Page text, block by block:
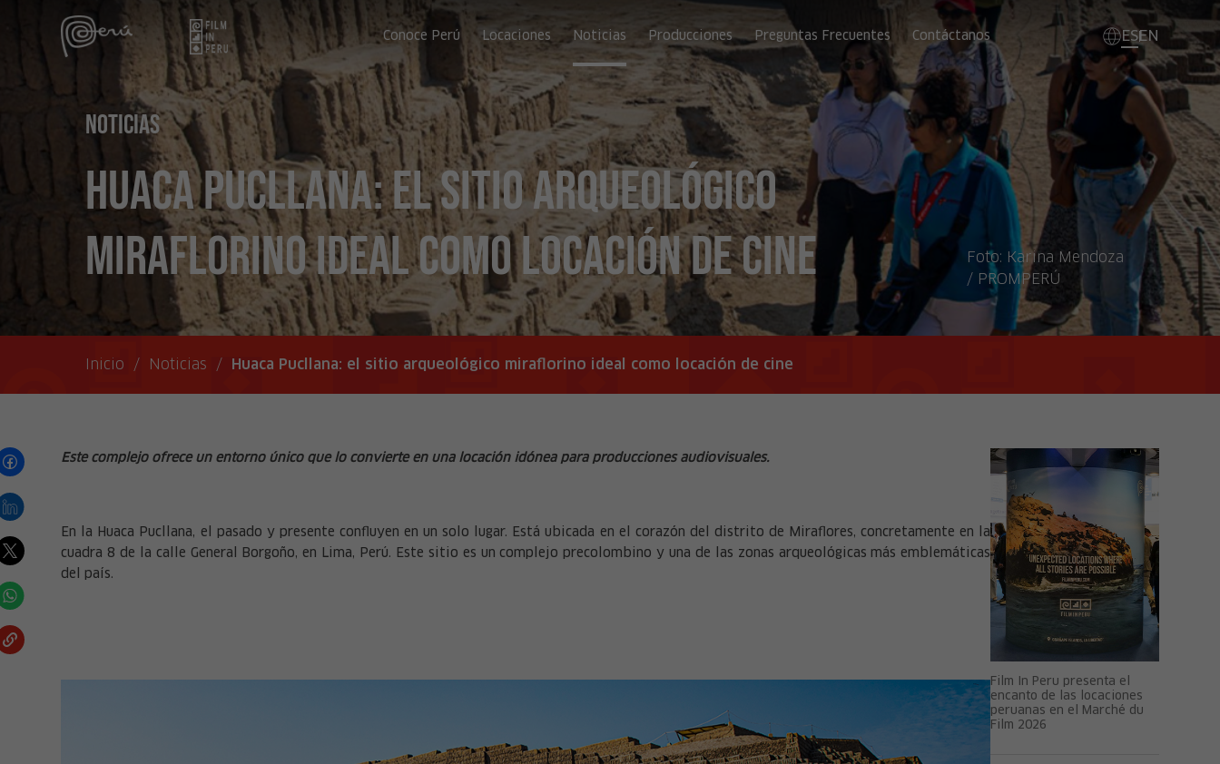
Conoce Perú Locaciones Noticias Producciones Preguntas Frecuentes Contáctanos ESEN
Noticias
Huaca Pucllana: el sitio arqueológico
miraflorino ideal como locación de cine
Foto: Karina Mendoza
/ PROMPERÚ
Inicio / Noticias / Huaca Pucllana: el sitio arqueológico miraflorino ideal como locación de cine
Este complejo ofrece un entorno único que lo convierte en una locación idónea para producciones audiovisuales.
En la Huaca Pucllana, el pasado y presente confluyen en un solo lugar. Está ubicada en el corazón del distrito de Miraflores, concretamente en la
cuadra 8 de la calle General Borgoño, en Lima, Perú. Este sitio es un complejo precolombino y una de las zonas arqueológicas más emblemáticas
del país.
Film In Peru presenta el
encanto de las locaciones
peruanas en el Marché du
Film 2026